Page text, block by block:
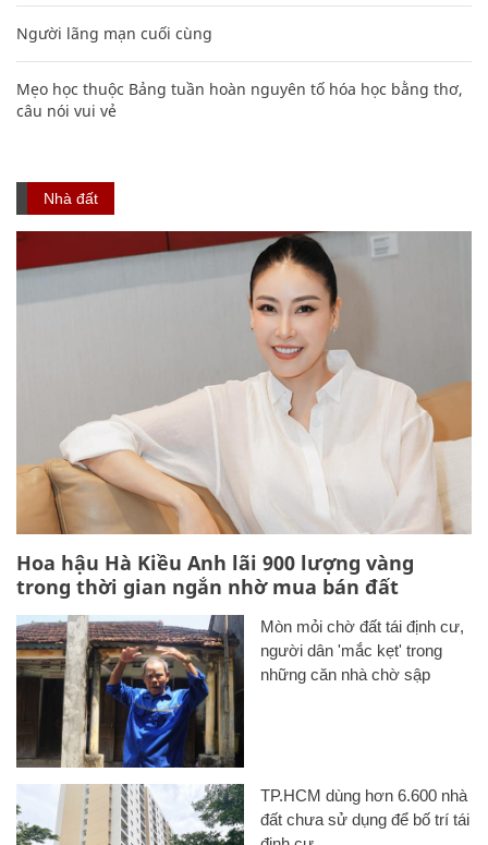
Người lãng mạn cuối cùng
Mẹo học thuộc Bảng tuần hoàn nguyên tố hóa học bằng thơ,
câu nói vui vẻ
Nhà đất
Hoa hậu Hà Kiều Anh lãi 900 lượng vàng
trong thời gian ngắn nhờ mua bán đất
Mòn mỏi chờ đất tái định cư,
người dân 'mắc kẹt' trong
những căn nhà chờ sập
TP.HCM dùng hơn 6.600 nhà
đất chưa sử dụng để bố trí tái